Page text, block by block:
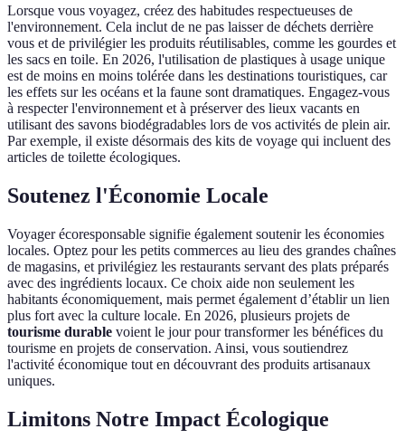
Lorsque vous voyagez, créez des habitudes respectueuses de
l'environnement. Cela inclut de ne pas laisser de déchets derrière
vous et de privilégier les produits réutilisables, comme les gourdes et
les sacs en toile. En 2026, l'utilisation de plastiques à usage unique
est de moins en moins tolérée dans les destinations touristiques, car
les effets sur les océans et la faune sont dramatiques. Engagez-vous
à respecter l'environnement et à préserver des lieux vacants en
utilisant des savons biodégradables lors de vos activités de plein air.
Par exemple, il existe désormais des kits de voyage qui incluent des
articles de toilette écologiques.
Soutenez l'Économie Locale
Voyager écoresponsable signifie également soutenir les économies
locales. Optez pour les petits commerces au lieu des grandes chaînes
de magasins, et privilégiez les restaurants servant des plats préparés
avec des ingrédients locaux. Ce choix aide non seulement les
habitants économiquement, mais permet également d’établir un lien
plus fort avec la culture locale. En 2026, plusieurs projets de
tourisme durable voient le jour pour transformer les bénéfices du
tourisme en projets de conservation. Ainsi, vous soutiendrez
l'activité économique tout en découvrant des produits artisanaux
uniques.
Limitons Notre Impact Écologique